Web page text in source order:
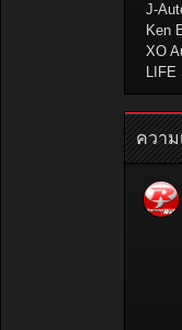
J-
Ken
XO
LIFE
ควา